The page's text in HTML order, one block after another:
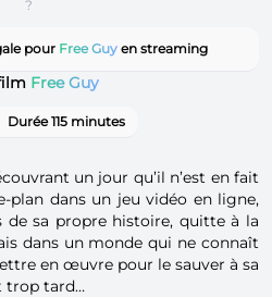
?
pour Free Guy en streaming
Free Guy
Durée 115 minutes
un jour qu’il n’est en fait
plan dans un jeu vidéo en ligne,
de sa propre histoire, quitte à la
dans un monde qui ne connaît
en œuvre pour le sauver à sa
trop tard…